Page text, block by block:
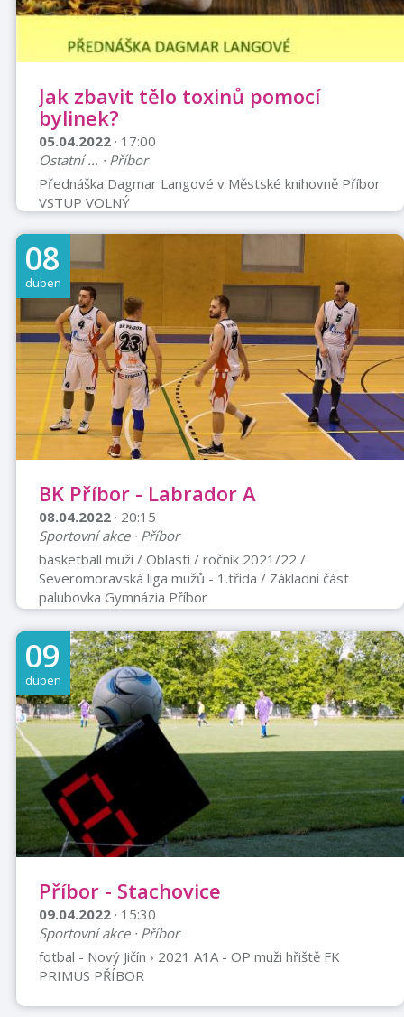
Jak zbavit tělo toxinů pomocí
bylinek?
05.04.2022 · 17:00
Ostatní ... · Příbor
Přednáška Dagmar Langové v Městské knihovně Příbor
VSTUP VOLNÝ
08
duben
BK Příbor - Labrador A
08.04.2022 · 20:15
Sportovní akce · Příbor
basketball muži / Oblasti / ročník 2021/22 /
Severomoravská liga mužů - 1.třída / Základní část
palubovka Gymnázia Příbor
09
duben
Příbor - Stachovice
09.04.2022 · 15:30
Sportovní akce · Příbor
fotbal - Nový Jičín › 2021 A1A - OP muži hřiště FK
PRIMUS PŘÍBOR